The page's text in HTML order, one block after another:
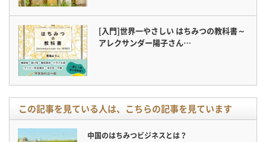
[入門]世界一やさしい はちみつの教科書～
アレクサンダー陽子さん…
この記事を見ている人は、こちらの記事を見ています
中国のはちみつビジネスとは？